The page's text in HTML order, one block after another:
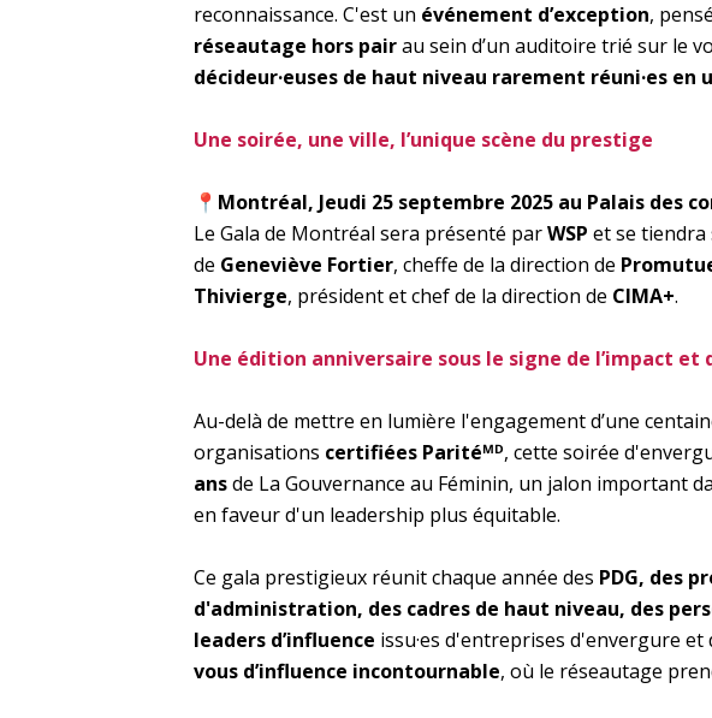
reconnaissance. C'est un événement d’exception,
réseautage hors pairau sein d’un auditoire trié sur le
décideur·euses de haut niveau rarement réuni·es en
Une soirée, une ville, l’unique scène du prestige
📍 Montréal, Jeudi 25 septembre 2025 au Palais des
Le Gala de Montréal sera présenté parWSP et se tiendra
de Geneviève Fortier, cheffe de la direction de
Thivierge, président et chef de la direction de CIMA+.
Une édition anniversaire sous le signe de l’impact et
Au-delà de mettre en lumière l'engagement d’une
organisations certifiées Paritéᴹᴰ, cette soirée
ansde La Gouvernance au Féminin, un jalon important
en faveur d'un leadership plus équitable.
Ce gala prestigieux réunit chaque année des PDG, des
d'administration, des cadres de haut niveau, des
leaders d’influence issu·es d'entreprises d'envergure et
vous d’influence incontournable, où le réseautage